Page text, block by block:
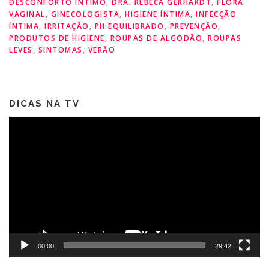
VAGINAL, GINECOLOGISTA, HIGIENE ÍNTIMA, INFECÇÃO
ÍNTIMA, IRRITAÇÃO , PH EQUILIBRADO , PREVENÇÃO,
PRODUTOS DE HIGIENE, ROUPAS DE ALGODÃO, ROUPAS
LEVES , SINTOMAS , VERÃO
DICAS NA TV
00:00 29:42